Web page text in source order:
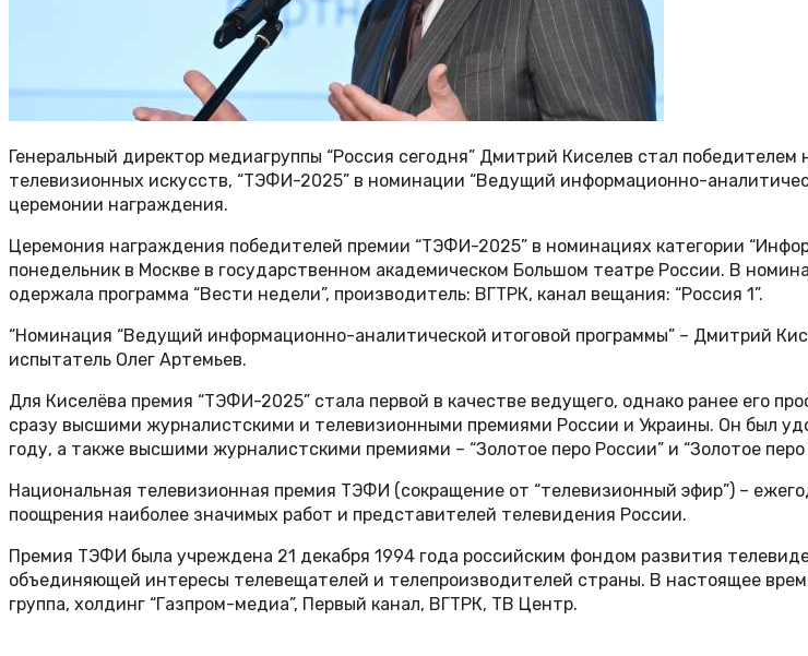
Генеральный директор медиагруппы “Россия сегодня” Дмитрий Киселев стал
телевизионных искусств, “ТЭФИ-2025” в номинации “Ведущий информационно-
церемонии награждения.
Церемония награждения победителей премии “ТЭФИ-2025” в номинациях категории
понедельник в Москве в государственном академическом Большом театре России. В
одержала программа “Вести недели”, производитель: ВГТРК, канал вещания: “Россия 1”.
“Номинация “Ведущий информационно-аналитической итоговой программы” – Дмитрий
испытатель Олег Артемьев.
Для Киселёва премия “ТЭФИ-2025” стала первой в качестве ведущего, однако ранее его
сразу высшими журналистскими и телевизионными премиями России и Украины. Он был
году, а также высшими журналистскими премиями – “Золотое перо России” и “Золотое перо
Национальная телевизионная премия ТЭФИ (сокращение от “телевизионный эфир”) –
поощрения наиболее значимых работ и представителей телевидения России.
Премия ТЭФИ была учреждена 21 декабря 1994 года российским фондом развития
объединяющей интересы телевещателей и телепроизводителей страны. В настоящее
группа, холдинг “Газпром-медиа”, Первый канал, ВГТРК, ТВ Центр.